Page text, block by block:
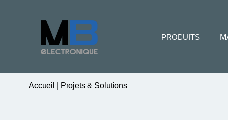
Accueil Projets & Solutions
PRODUITS